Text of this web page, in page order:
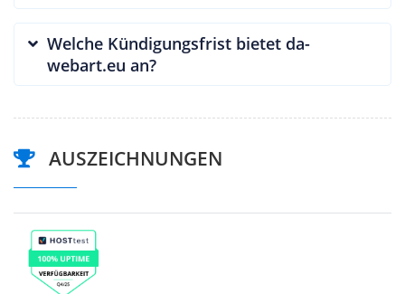
Welche Kündigungsfrist bietet da-
webart.eu an?
AUSZEICHNUNGEN